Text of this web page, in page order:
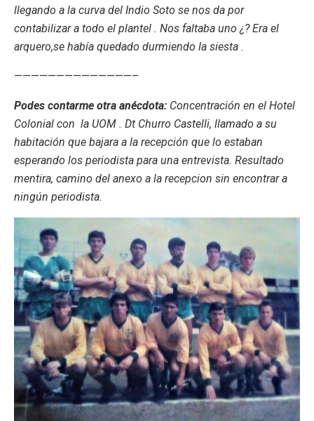
llegando a la curva del Indio Soto se nos da por
contabilizar a todo el plantel . Nos faltaba uno ¿? Era el
arquero,se había quedado durmiendo la siesta .
——————————————–
Podes contarme otra anécdota: Concentración en el Hotel
Colonial con la UOM . Dt Churro Castelli, llamado a su
habitación que bajara a la recepción que lo estaban
esperando los periodista para una entrevista. Resultado
mentira, camino del anexo a la recepcion sin encontrar a
ningún periodista.